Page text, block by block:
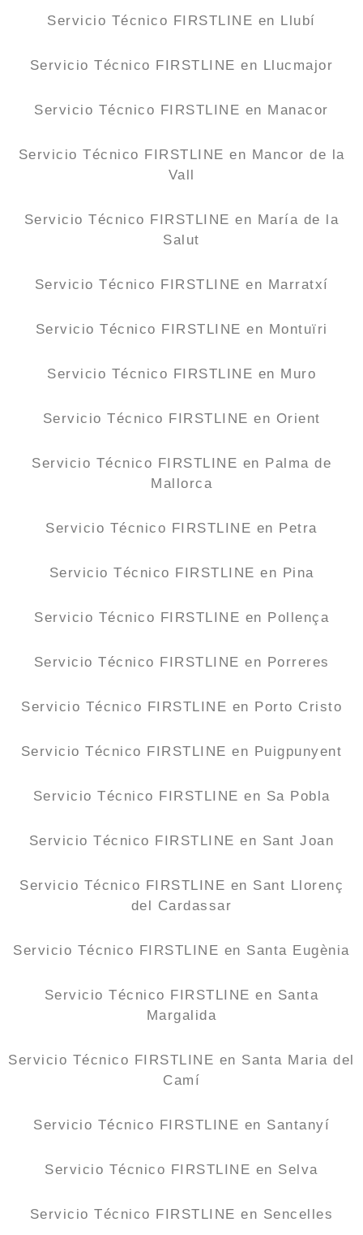
Servicio Técnico FIRSTLINE en Llubí
Servicio Técnico FIRSTLINE en Llucmajor
Servicio Técnico FIRSTLINE en Manacor
Servicio Técnico FIRSTLINE en Mancor de la
Vall
Servicio Técnico FIRSTLINE en María de la
Salut
Servicio Técnico FIRSTLINE en Marratxí
Servicio Técnico FIRSTLINE en Montuïri
Servicio Técnico FIRSTLINE en Muro
Servicio Técnico FIRSTLINE en Orient
Servicio Técnico FIRSTLINE en Palma de
Mallorca
Servicio Técnico FIRSTLINE en Petra
Servicio Técnico FIRSTLINE en Pina
Servicio Técnico FIRSTLINE en Pollença
Servicio Técnico FIRSTLINE en Porreres
Servicio Técnico FIRSTLINE en Porto Cristo
Servicio Técnico FIRSTLINE en Puigpunyent
Servicio Técnico FIRSTLINE en Sa Pobla
Servicio Técnico FIRSTLINE en Sant Joan
Servicio Técnico FIRSTLINE en Sant Llorenç
del Cardassar
Servicio Técnico FIRSTLINE en Santa Eugènia
Servicio Técnico FIRSTLINE en Santa
Margalida
Servicio Técnico FIRSTLINE en Santa Maria del
Camí
Servicio Técnico FIRSTLINE en Santanyí
Servicio Técnico FIRSTLINE en Selva
Servicio Técnico FIRSTLINE en Sencelles